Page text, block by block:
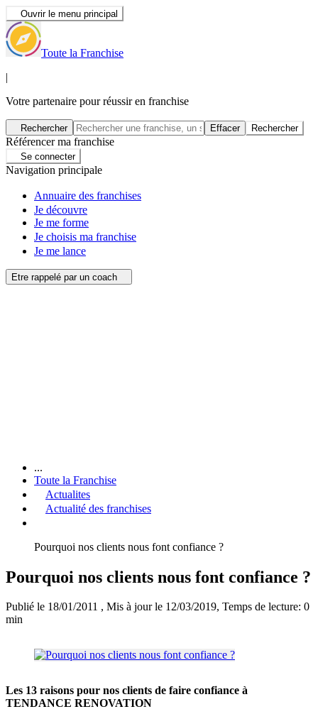
Ouvrir le menu principal
Toute la Franchise
|
Votre partenaire pour réussir en franchise
Rechercher Effacer Rechercher
Référencer ma franchise
Se connecter
Navigation principale
Annuaire des franchises
Je découvre
Je me forme
Je choisis ma franchise
Je me lance
Etre rappelé par un coach
...
Toute la Franchise
Actualites
Actualité des franchises
Pourquoi nos clients nous font confiance ?
Pourquoi nos clients nous font confiance ?
Publié le 18/01/2011 , Mis à jour le 12/03/2019, Temps de lecture: 0
min
Les 13 raisons pour nos clients de faire confiance à
TENDANCE RENOVATION